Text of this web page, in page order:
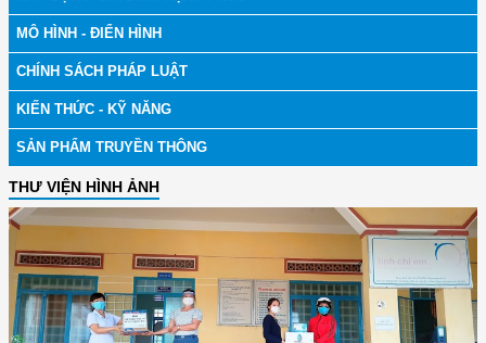
MÔ HÌNH - ĐIỂN HÌNH
CHÍNH SÁCH PHÁP LUẬT
KIẾN THỨC - KỸ NĂNG
SẢN PHẨM TRUYỀN THÔNG
THƯ VIỆN HÌNH ẢNH